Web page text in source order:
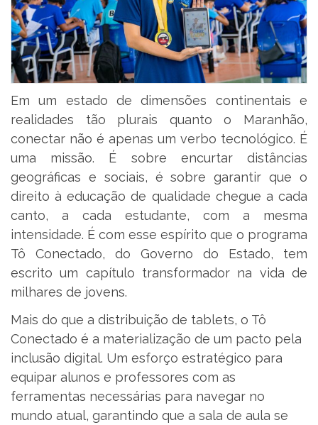
Em um estado de dimensões continentais e
realidades tão plurais quanto o Maranhão,
conectar não é apenas um verbo tecnológico. É
uma missão. É sobre encurtar distâncias
geográficas e sociais, é sobre garantir que o
direito à educação de qualidade chegue a cada
canto, a cada estudante, com a mesma
intensidade. É com esse espírito que o programa
Tô Conectado, do Governo do Estado, tem
escrito um capítulo transformador na vida de
milhares de jovens.
Mais do que a distribuição de tablets, o Tô
Conectado é a materialização de um pacto pela
inclusão digital. Um esforço estratégico para
equipar alunos e professores com as
ferramentas necessárias para navegar no
mundo atual, garantindo que a sala de aula se